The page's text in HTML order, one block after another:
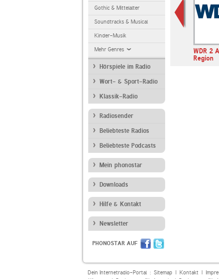
Gothic & Mittelalter
Soundtracks & Musical
Kinder-Musik
Mehr Genres
Hörspiele im Radio
Wort- & Sport-Radio
Klassik-Radio
Radiosender
Beliebteste Radios
Beliebteste Podcasts
Mein phonostar
Downloads
Hilfe & Kontakt
Newsletter
PHONOSTAR AUF
Bayern 1
WDR 2
Region
Dein Internetradio-Portal : Sitemap| Kontakt|